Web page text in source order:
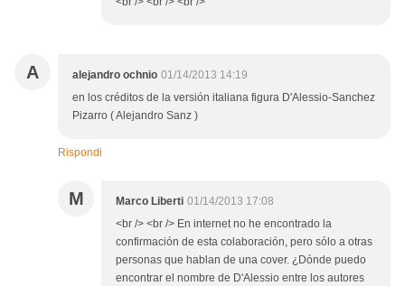
A alejandro ochnio 01/14/2013 14:19
en los créditos de la versión italiana figura D'Alessio-Sanchez
Pizarro ( Alejandro Sanz )
Rispondi
M Marco Liberti 01/14/2013 17:08
<br /> <br /> En internet no he encontrado la
confirmación de esta colaboración, pero sólo a otras
personas que hablan de una cover. ¿Dónde puedo
encontrar el nombre de D'Alessio entre los autores